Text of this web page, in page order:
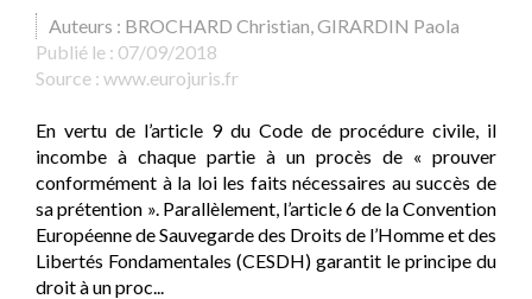
Auteurs : BROCHARD Christian, GIRARDIN Paola
Publié le : 07/09/2018
Source : www.eurojuris.fr
En vertu de l’article 9 du Code de procédure civile, il
incombe à chaque partie à un procès de « prouver
conformément à la loi les faits nécessaires au succès de
sa prétention ». Parallèlement, l’article 6 de la Convention
Européenne de Sauvegarde des Droits de l’Homme et des
Libertés Fondamentales (CESDH) garantit le principe du
droit à un proc...